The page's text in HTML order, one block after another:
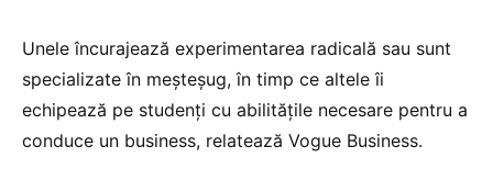
Unele încurajează experimentarea radicală sau sunt
specializate în meșteșug, în timp ce altele îi
echipează pe studenți cu abilitățile necesare pentru a
conduce un business, relatează Vogue Business.